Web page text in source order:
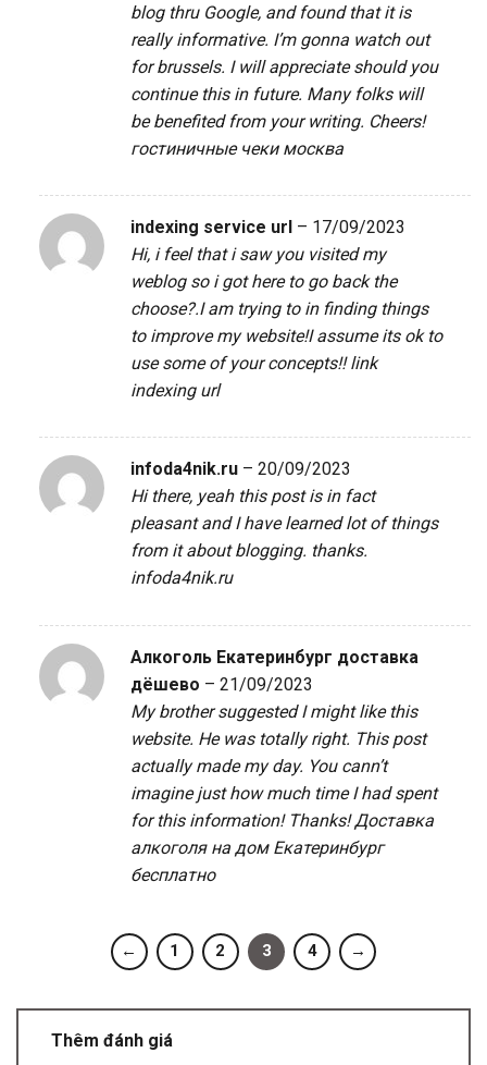
blog thru Google, and found that it is
really informative. I’m gonna watch out
for brussels. I will appreciate should you
continue this in future. Many folks will
be benefited from your writing. Cheers!
гостиничные чеки москва
indexing service url – 17/09/2023
Hi, i feel that i saw you visited my
weblog so i got here to go back the
choose?.I am trying to in finding things
to improve my website!I assume its ok to
use some of your concepts!!link
indexing url
infoda4nik.ru – 20/09/2023
Hi there, yeah this post is in fact
pleasant and I have learned lot of things
from it about blogging. thanks.
infoda4nik.ru
Алкоголь Екатеринбург доставка
дёшево – 21/09/2023
My brother suggested I might like this
website. He was totally right. This post
actually made my day. You cann’t
imagine just how much time I had spent
for this information! Thanks!Доставка
алкоголя на дом Екатеринбург
бесплатно
← 1 2 3 4 →
Thêm đánh giá